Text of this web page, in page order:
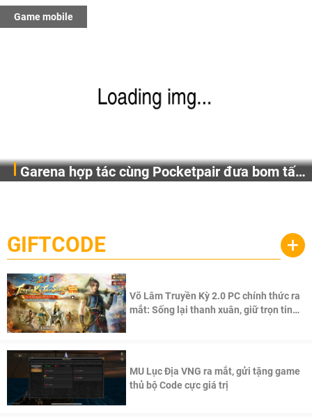
Game mobile
Garena hợp tác cùng Pocketpair đưa bom tấn
cầu, theo giấy phép chính thức từ công ty game Nhật Bản
Pocketpair, Inc.
GIFTCODE +
Võ Lâm Truyền Kỳ 2.0 PC chính thức ra
mắt: Sống lại thanh xuân, giữ trọn tinh
MU Lục Địa VNG ra mắt, gửi tặng game
thủ bộ Code cực giá trị